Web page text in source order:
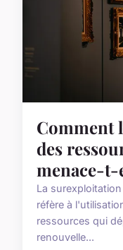
Comment
des
menace-t-
La
réfère à
ressources qui
renouvelle...